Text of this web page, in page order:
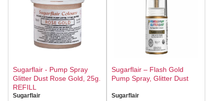
Sugarflair - Pump Spray
Glitter Dust Rose Gold, 25g.
REFILL
Sugarflair
Sugarflair – Flash Gold
Pump Spray, Glitter Dust
Sugarflair